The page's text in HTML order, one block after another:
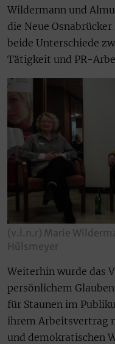
Wildermann und
die Neue
beide Unterschiede
Tätigkeit und PR-
(v.l.n.r) Marie
Hülsmeyer
Weiterhin wurde das
persönlichem
für Staunen im
ihrem Arbeitsvertrag
und demokratischen